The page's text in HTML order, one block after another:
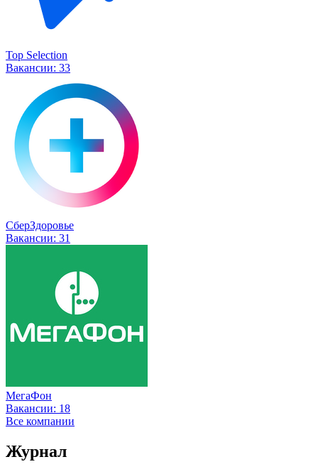
Top Selection
Вакансии: 33
СберЗдоровье
Вакансии: 31
МегаФон
Вакансии: 18
Все компании
Журнал